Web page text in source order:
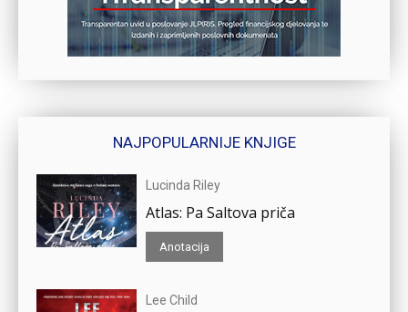
NAJPOPULARNIJE KNJIGE
Lucinda Riley
Atlas: Pa Saltova priča
Anotacija
Lee Child